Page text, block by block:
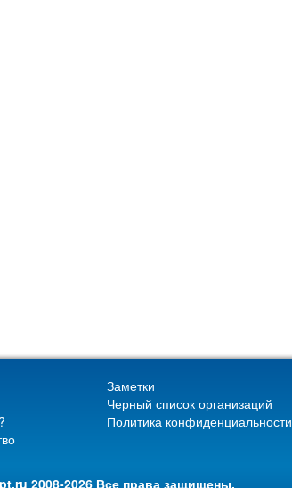
Заметки
Черный список организаций
Политика конфиденциальности
2008-2026 Все права защищены.